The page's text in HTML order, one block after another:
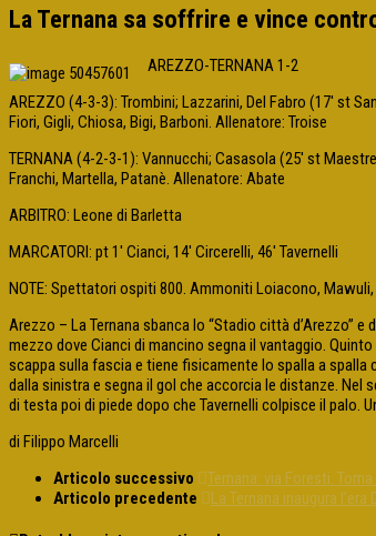
La Ternana sa soffrire e vince
AREZZO-TERNANA 1-2
AREZZO (4-3-3): Trombini; Lazzarini, Del Fabro (17′ st
Fiori, Gigli, Chiosa, Bigi, Barboni. Allenatore: Troise
TERNANA (4-2-3-1): Vannucchi; Casasola (25′ st
Franchi, Martella, Patanè. Allenatore: Abate
ARBITRO: Leone di Barletta
MARCATORI: pt 1′ Cianci, 14′ Circerelli, 46′ Tavernelli
NOTE: Spettatori ospiti 800. Ammoniti Loiacono,
Arezzo – La Ternana sbanca lo “Stadio città d’Arezzo”
mezzo dove Cianci di mancino segna il vantaggio.
scappa sulla fascia e tiene fisicamente lo spalla a spalla
dalla sinistra e segna il gol che accorcia le distanze. Nel
di testa poi di piede dopo che Tavernelli colpisce il palo.
di Filippo Marcelli
Articolo successivo
Ternana: via Foresti. Torna
Articolo precedente
La Ternana inaugura